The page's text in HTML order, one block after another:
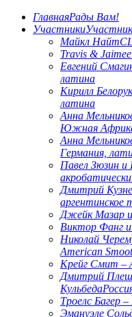
ГлавнаяРады Вам!
Участники
Майкл Найт
Travis &
Евгений
латина
Кирилл
латина
Анна
Южная
Анна
Германия,
Павел Зюзин и
Дмитрий
аргентинское
Джейк Мазар
Виктор Фанг
Николай
American
Крейг Смит –
Дмитрий
Кульбеда
Троелс Багер
Эмануэле